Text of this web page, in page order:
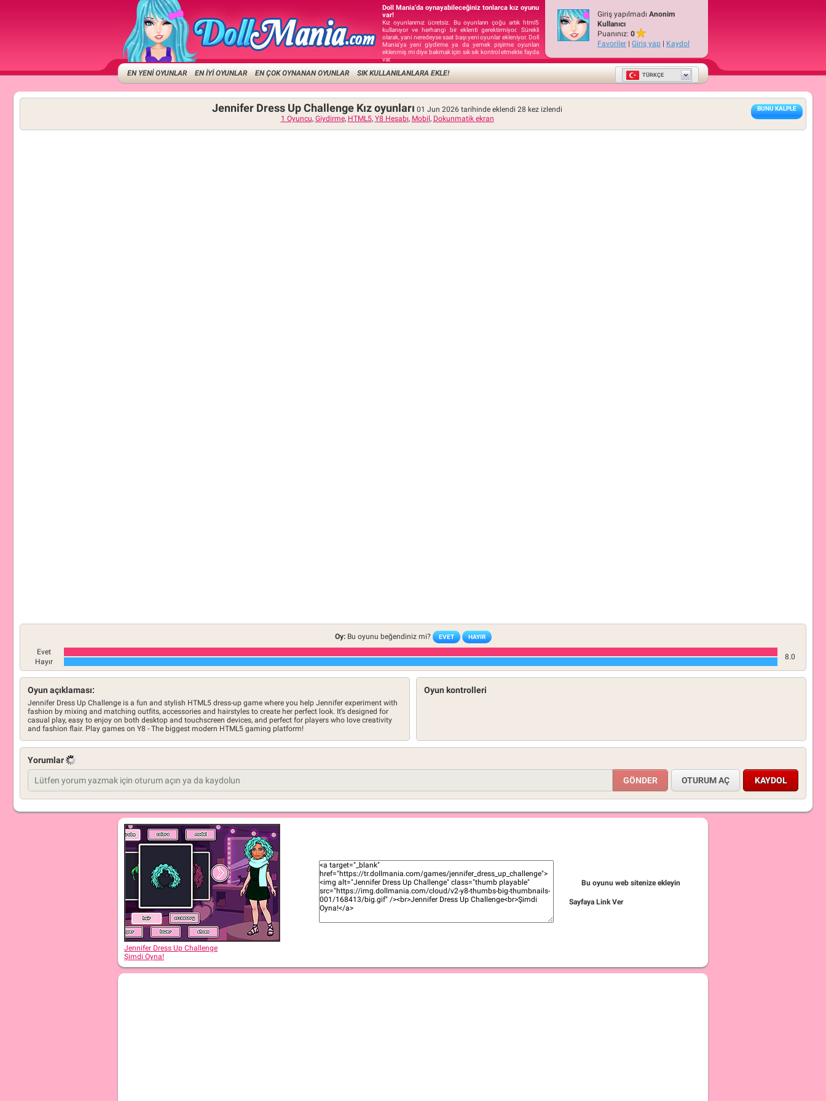
Doll Mania'da oynayabileceğiniz tonlarca kız oyunu
var!
Kız oyunlarımız ücretsiz. Bu oyunların çoğu artık html5
kullanıyor ve herhangi bir eklenti gerektirmiyor. Sürekli
olarak, yani neredeyse saat başı yeni oyunlar ekleniyor. Doll
Mania'ya yeni giydirme ya da yemek pişirme oyunları
eklenmiş mi diye bakmak için sık sık kontrol etmekte fayda
var.
Giriş yapılmadı Anonim
Kullanıcı
Puanınız: 0
Favoriler | Giriş yap | Kaydol
EN YENİ OYUNLAR EN İYİ OYUNLAR EN ÇOK OYNANAN OYUNLAR SIK KULLANILANLARA EKLE! TÜRKÇE
BUNU KALPLE
Jennifer Dress Up Challenge Kız oyunları 01 Jun 2026 tarihinde eklendi 28 kez izlendi
1 Oyuncu, Giydirme, HTML5, Y8 Hesabı, Mobil , Dokunmatik ekran
Oy:Bu oyunu beğendiniz mi? EVET HAYIR
Evet
8.0
Hayır
Oyun açıklaması:
Jennifer Dress Up Challenge is a fun and stylish HTML5 dress-up game where you help Jennifer experiment with
fashion by mixing and matching outfits, accessories and hairstyles to create her perfect look. It’s designed for
casual play, easy to enjoy on both desktop and touchscreen devices, and perfect for players who love creativity
and fashion flair. Play games on Y8 - The biggest modern HTML5 gaming platform!
Oyun kontrolleri
Yorumlar
OTURUM AÇ KAYDOL
Jennifer Dress Up Challenge
Şimdi Oyna!
Bu oyunu web sitenize ekleyin
Sayfaya Link Ver